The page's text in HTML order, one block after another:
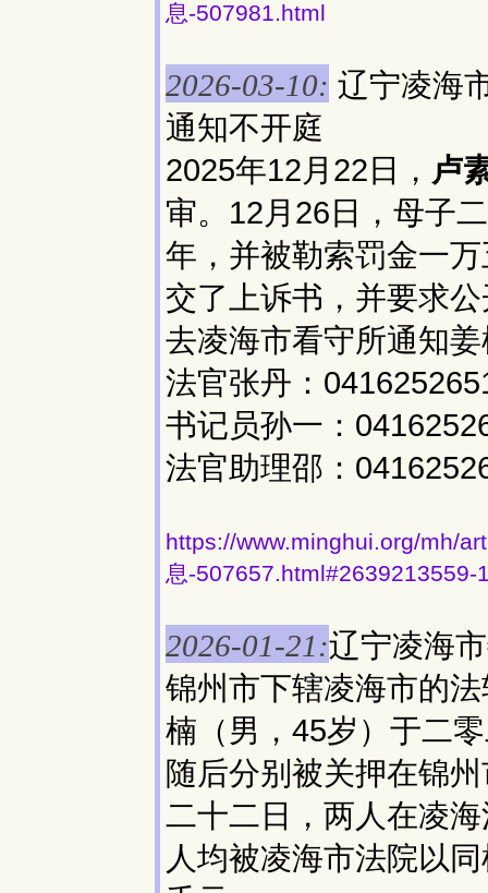
息-507981.html
2026-03-10: 辽宁凌海
通知不开庭
2025年12月22日， 卢
审。12月26日，母子
年，并被勒索罚金一
交了上诉书，并要求
去凌海市看守所通知
法官张丹：
书记员孙一：
法官助理邵：
https://www.minghui.org/mh/
息-507657.html#2639213559-
2026-01-21:辽宁凌海
锦州市下辖凌海市的
楠（男，45岁）于二
随后分别被关押在锦
二十二日，两人在凌
人均被凌海市法院以